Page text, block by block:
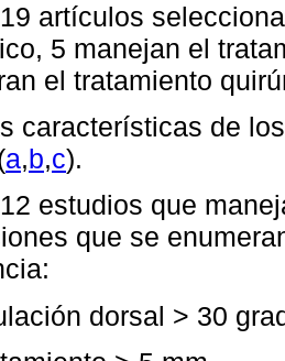
artículos
5 manejan el
el tratamiento
características de
a,b,c).
estudios que
que se
dorsal > 30